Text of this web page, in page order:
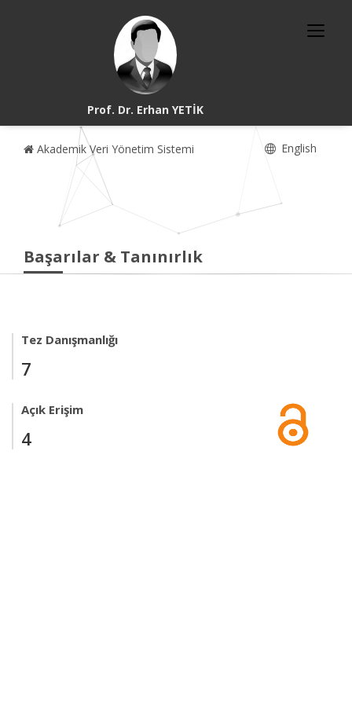
Prof. Dr. Erhan YETİK
Akademik Veri Yönetim Sistemi English
Başarılar & Tanınırlık
Tez Danışmanlığı
7
Açık Erişim
4